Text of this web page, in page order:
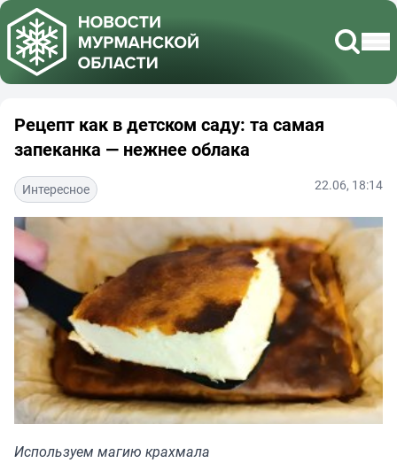
Рецепт как в детском саду: та самая
запеканка — нежнее облака
Интересное 22.06, 18:14
Используем магию крахмала